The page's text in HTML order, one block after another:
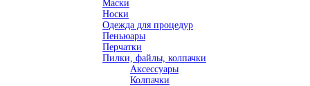
Маски
Носки
Одежда для процедур
Пеньюары
Перчатки
Пилки, файлы, колпачки
Аксессуары
Колпачки